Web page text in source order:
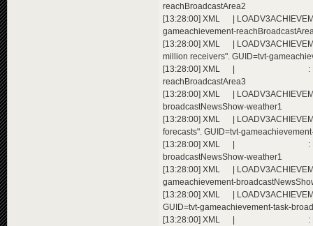
reachBroadcastArea2
[13:28:00] XML |
gameachievement-
[13:28:00] XML |
million receivers". GUID=tvt-
[13:28:00] XML | : Extending
reachBroadcastArea3
[13:28:00] XML |
broadcastNewsShow-weather1
[13:28:00] XML |
forecasts". GUID=tvt-
[13:28:00] XML | : Extending
broadcastNewsShow-weather1
[13:28:00] XML |
gameachievement-
[13:28:00] XML |
GUID=tvt-gameachievement-task-
[13:28:00] XML | : Extending